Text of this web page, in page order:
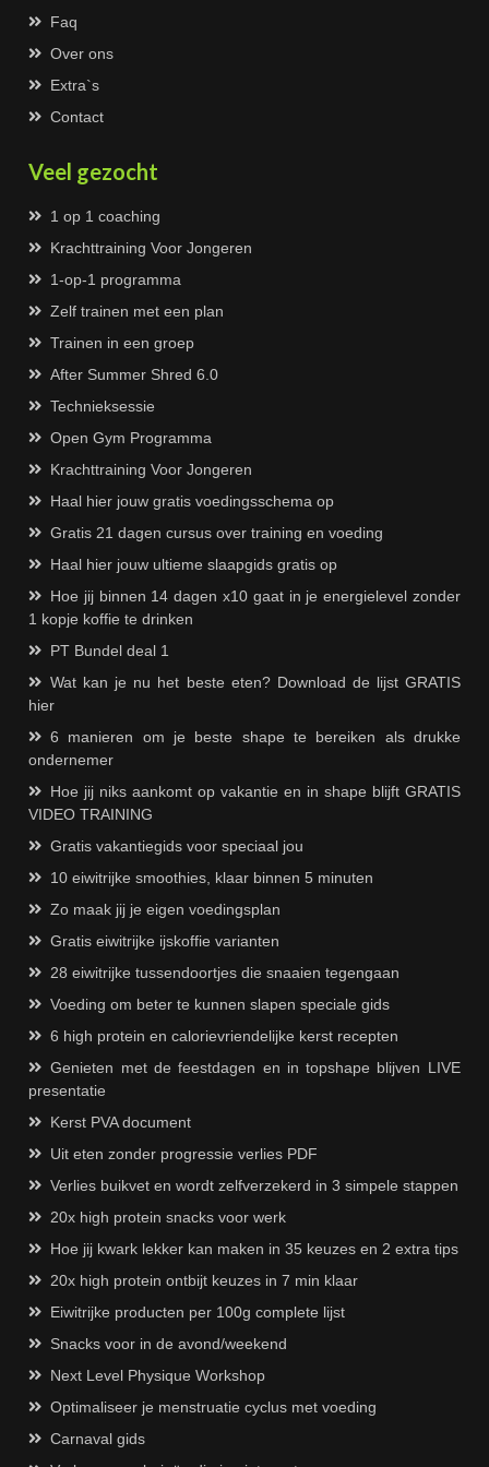
Faq
Over ons
Extra`s
Contact
Veel gezocht
1 op 1 coaching
Krachttraining Voor Jongeren
1-op-1 programma
Zelf trainen met een plan
Trainen in een groep
After Summer Shred 6.0
Technieksessie
Open Gym Programma
Krachttraining Voor Jongeren
Haal hier jouw gratis voedingsschema op
Gratis 21 dagen cursus over training en voeding
Haal hier jouw ultieme slaapgids gratis op
Hoe jij binnen 14 dagen x10 gaat in je energielevel zonder
1 kopje koffie te drinken
PT Bundel deal 1
Wat kan je nu het beste eten? Download de lijst GRATIS
hier
6 manieren om je beste shape te bereiken als drukke
ondernemer
Hoe jij niks aankomt op vakantie en in shape blijft GRATIS
VIDEO TRAINING
Gratis vakantiegids voor speciaal jou
10 eiwitrijke smoothies, klaar binnen 5 minuten
Zo maak jij je eigen voedingsplan
Gratis eiwitrijke ijskoffie varianten
28 eiwitrijke tussendoortjes die snaaien tegengaan
Voeding om beter te kunnen slapen speciale gids
6 high protein en calorievriendelijke kerst recepten
Genieten met de feestdagen en in topshape blijven LIVE
presentatie
Kerst PVA document
Uit eten zonder progressie verlies PDF
Verlies buikvet en wordt zelfverzekerd in 3 simpele stappen
20x high protein snacks voor werk
Hoe jij kwark lekker kan maken in 35 keuzes en 2 extra tips
20x high protein ontbijt keuzes in 7 min klaar
Eiwitrijke producten per 100g complete lijst
Snacks voor in de avond/weekend
Next Level Physique Workshop
Optimaliseer je menstruatie cyclus met voeding
Carnaval gids